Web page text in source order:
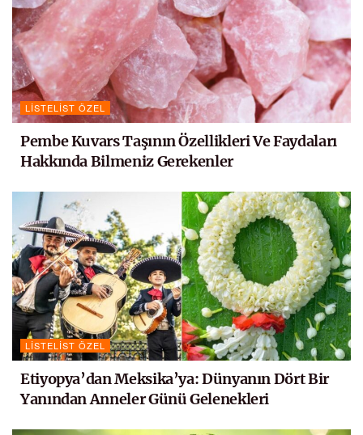
LISTELIST ÖZEL
Pembe Kuvars Taşının Özellikleri Ve Faydaları
Hakkında Bilmeniz Gerekenler
LISTELIST ÖZEL
Etiyopya’dan Meksika’ya: Dünyanın Dört Bir
Yanından Anneler Günü Gelenekleri